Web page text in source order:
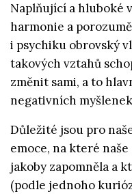
Naplňující a hluboké
harmonie a
i psychiku obrovský
takových vztahů
změnit sami, a to
negativních
Důležité jsou pro
emoce, na které
jakoby zapomněla a
(podle jednoho